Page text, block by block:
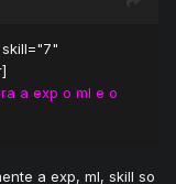
a exp o ml e o
a exp, ml, skill so